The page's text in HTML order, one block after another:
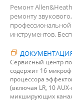
Ремонт
ремонту
инструментов.
Сервисный центр
содержит 16
процессора
(включая LR, 10
микширующих